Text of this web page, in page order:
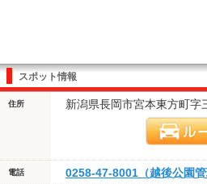
スポット情報
住所 新潟県長岡市宮本東方町字
電話 0258-47-8001（越後公園管